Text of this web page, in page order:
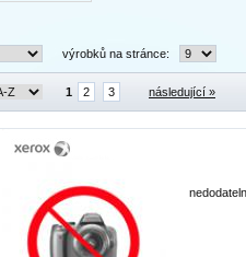
výrobků na stránce:
1 2 3 následující »